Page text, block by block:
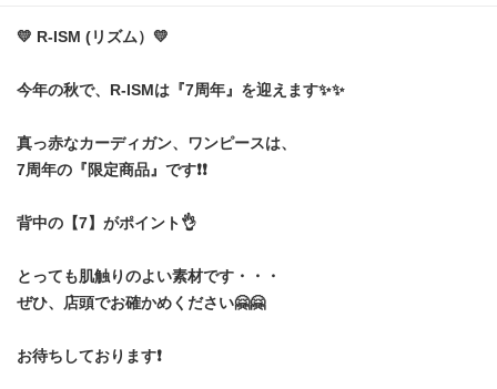
💛 R-ISM (リズム）💛
今年の秋で、R-ISMは『7周年』を迎えます✨✨
真っ赤なカーディガン、ワンピースは、
7周年の『限定商品』です❗❗
背中の【7】がポイント👌
とっても肌触りのよい素材です・・・
ぜひ、店頭でお確かめください🤗🤗
お待ちしております❗